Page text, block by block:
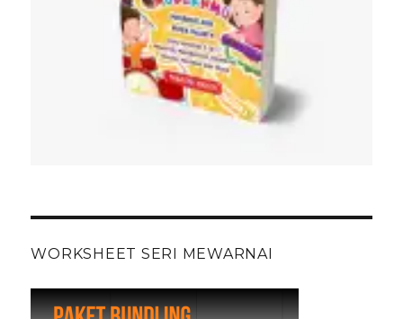
WORKSHEET SERI MEWARNAI